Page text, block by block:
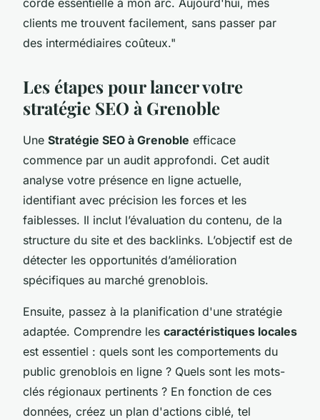
clients me trouvent facilement, sans passer par
des intermédiaires coûteux."
Les étapes pour lancer votre
stratégie SEO à Grenoble
Une Stratégie SEO à Grenoble efficace
commence par un audit approfondi. Cet audit
analyse votre présence en ligne actuelle,
identifiant avec précision les forces et les
faiblesses. Il inclut l’évaluation du contenu, de la
structure du site et des backlinks. L’objectif est de
détecter les opportunités d’amélioration
spécifiques au marché grenoblois.
Ensuite, passez à la planification d'une stratégie
adaptée. Comprendre les caractéristiques locales
est essentiel : quels sont les comportements du
public grenoblois en ligne ? Quels sont les mots-
clés régionaux pertinents ? En fonction de ces
données, créez un plan d'actions ciblé, tel